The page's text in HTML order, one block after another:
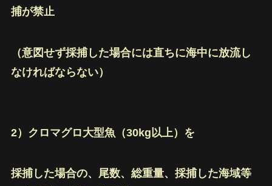
捕が禁止
（意図せず採捕した場合には直ちに海中に放流し
なければならない）
2）クロマグロ大型魚（30kg以上）を
採捕した場合の、尾数、総重量、採捕した海域等